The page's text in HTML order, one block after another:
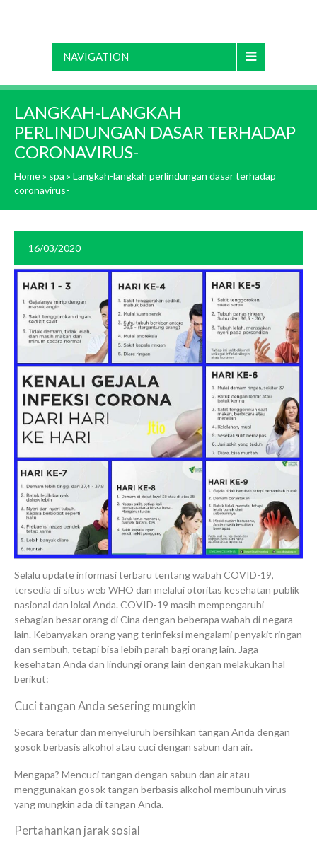
NAVIGATION
LANGKAH-LANGKAH
PERLINDUNGAN DASAR TERHADAP
CORONAVIRUS-
Home» spa » Langkah-langkah perlindungan dasar terhadap
coronavirus-
16/03/2020
Selalu update informasi terbaru tentang wabah COVID-19,
tersedia di situs web WHO dan melalui otoritas kesehatan publik
nasional dan lokal Anda. COVID-19 masih mempengaruhi
sebagian besar orang di Cina dengan beberapa wabah di negara
lain. Kebanyakan orang yang terinfeksi mengalami penyakit ringan
dan sembuh, tetapi bisa lebih parah bagi orang lain. Jaga
kesehatan Anda dan lindungi orang lain dengan melakukan hal
berikut:
Cuci tangan Anda sesering mungkin
Secara teratur dan menyeluruh bersihkan tangan Anda dengan
gosok berbasis alkohol atau cuci dengan sabun dan air.
Mengapa? Mencuci tangan dengan sabun dan air atau
menggunakan gosok tangan berbasis alkohol membunuh virus
yang mungkin ada di tangan Anda.
Pertahankan jarak sosial